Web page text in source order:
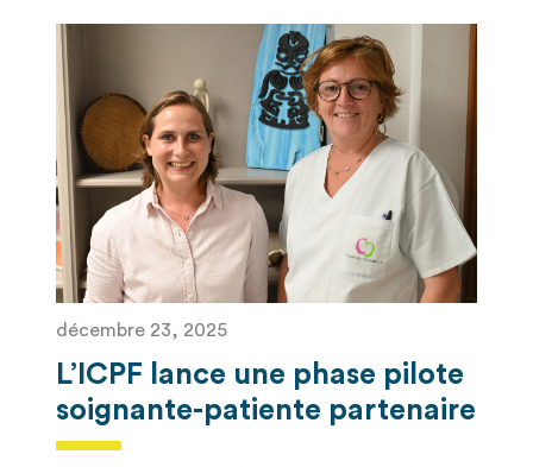
L’ICPF lance une phase pilote
soignante-patiente partenaire
décembre 23, 2025